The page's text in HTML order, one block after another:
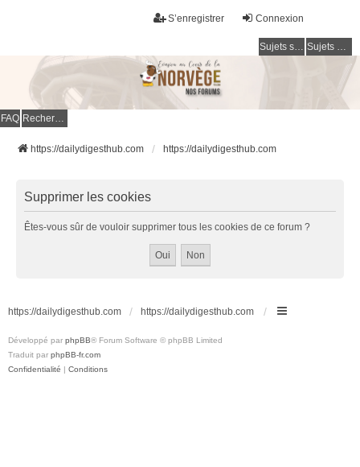
Connexion
S’enregistrer
Sujets sans réponse Sujets actifs
FAQ Rechercher
https://dailydigesthub.com https://dailydigesthub.com
Supprimer les cookies
Êtes-vous sûr de vouloir supprimer tous les cookies de ce forum ?
https://dailydigesthub.com https://dailydigesthub.com
Développé par phpBB® Forum Software © phpBB Limited
Traduit par phpBB-fr.com
Confidentialité | Conditions